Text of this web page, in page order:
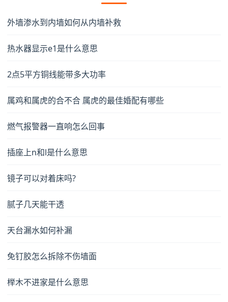
外墙渗水到内墙如何从内墙补救
热水器显示e1是什么意思
2点5平方铜线能带多大功率
属鸡和属虎的合不合 属虎的最佳婚配有哪些
燃气报警器一直响怎么回事
插座上n和l是什么意思
镜子可以对着床吗?
腻子几天能干透
天台漏水如何补漏
免钉胶怎么拆除不伤墙面
榉木不进家是什么意思